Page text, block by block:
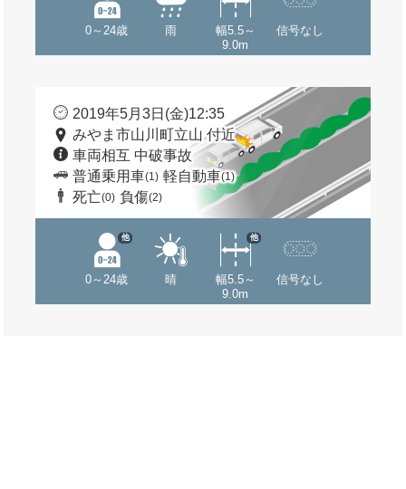
0～24歳 雨
幅5.5～
9.0m
信号なし
2019年5月3日(金)12:35
みやま市山川町立山 付近
車両相互 中破事故
普通乗用車(1) 軽自動車(1)
死亡(0) 負傷(2)
0～24歳
他
晴
幅5.5～
9.0m
他
信号なし